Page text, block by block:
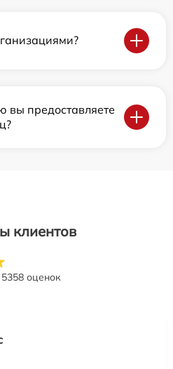
вы предоставляете
клиентов
5358 оценок